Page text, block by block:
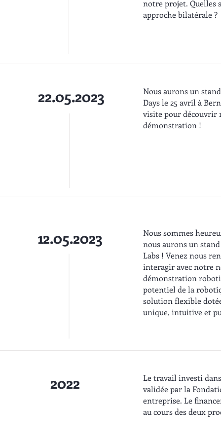
notre projet. Quelles
approche bilatérale ?
22.05.2023
Nous aurons un
Days le 25 avril à
visite pour découvrir
démonstration !
12.05.2023
Nous sommes
nous aurons un
Labs ! Venez nous
interagir avec notre
démonstration
potentiel de la
solution flexible
unique, intuitive et
2022
Le travail investi
validée par la
entreprise. Le
au cours des deux